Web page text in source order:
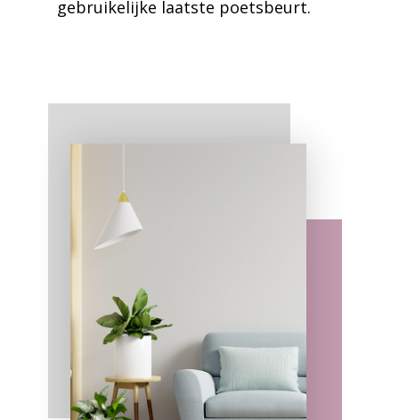
gebruikelijke laatste poetsbeurt.